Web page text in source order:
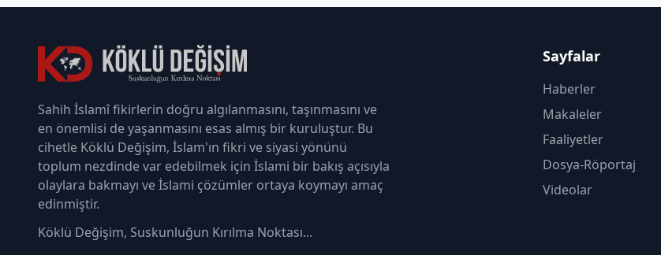
Sahih İslamî fikirlerin doğru algılanmasını, taşınmasını ve
en önemlisi de yaşanmasını esas almış bir kuruluştur. Bu
cihetle Köklü Değişim, İslam'ın fikri ve siyasi yönünü
toplum nezdinde var edebilmek için İslami bir bakış açısıyla
olaylara bakmayı ve İslami çözümler ortaya koymayı amaç
edinmiştir.
Köklü Değişim, Suskunluğun Kırılma Noktası...
Sayfalar
Haberler
Makaleler
Faaliyetler
Dosya-Röportaj
Videolar